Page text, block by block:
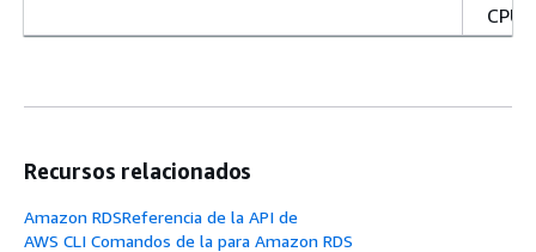
CPU
Recursos relacionados
Amazon RDSReferencia de la API de
AWS CLI Comandos de la para Amazon RDS